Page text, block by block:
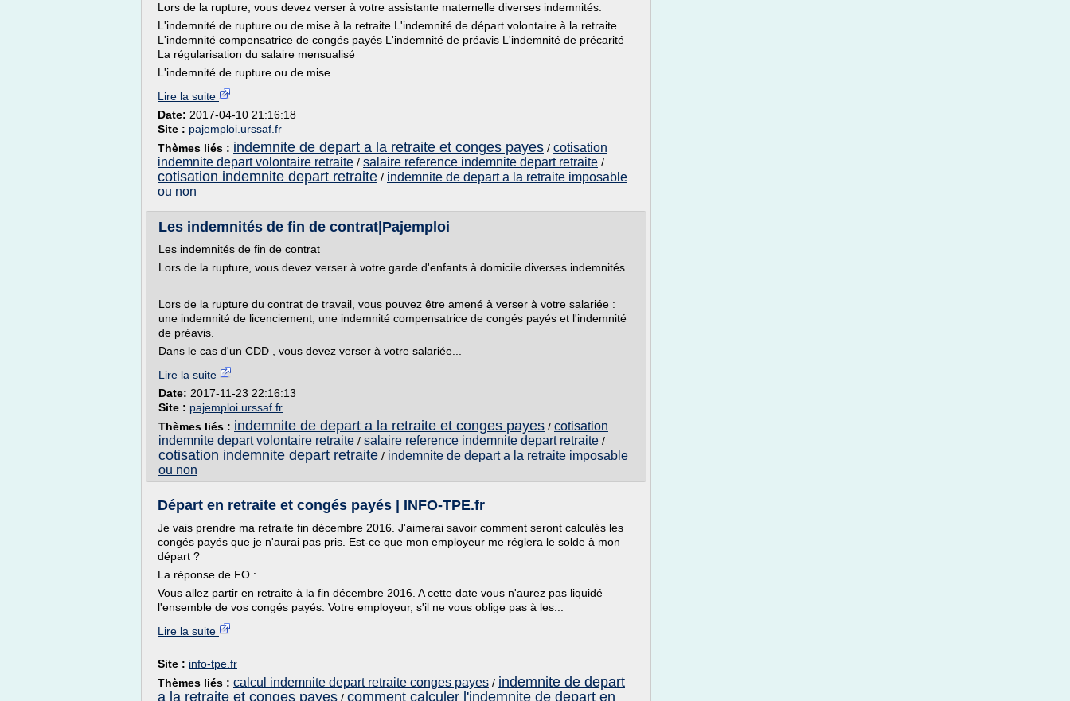
Lors de la rupture, vous devez verser à votre assistante maternelle diverses indemnités.
L'indemnité de rupture ou de mise à la retraite L'indemnité de départ volontaire à la retraite
L'indemnité compensatrice de congés payés L'indemnité de préavis L'indemnité de précarité
La régularisation du salaire mensualisé
L'indemnité de rupture ou de mise...
Lire la suite
Date: 2017-04-10 21:16:18
Site : pajemploi.urssaf.fr
Thèmes liés : indemnite de depart a la retraite et conges payes / cotisation
indemnite depart volontaire retraite / salaire reference indemnite depart retraite /
cotisation indemnite depart retraite / indemnite de depart a la retraite imposable
ou non
Les indemnités de fin de contrat|Pajemploi
Les indemnités de fin de contrat
Lors de la rupture, vous devez verser à votre garde d'enfants à domicile diverses indemnités.
Lors de la rupture du contrat de travail, vous pouvez être amené à verser à votre salariée :
une indemnité de licenciement, une indemnité compensatrice de congés payés et l'indemnité
de préavis.
Dans le cas d'un CDD , vous devez verser à votre salariée...
Lire la suite
Date: 2017-11-23 22:16:13
Site : pajemploi.urssaf.fr
Thèmes liés : indemnite de depart a la retraite et conges payes / cotisation
indemnite depart volontaire retraite / salaire reference indemnite depart retraite /
cotisation indemnite depart retraite / indemnite de depart a la retraite imposable
ou non
Départ en retraite et congés payés | INFO-TPE.fr
Je vais prendre ma retraite fin décembre 2016. J'aimerai savoir comment seront calculés les
congés payés que je n'aurai pas pris. Est-ce que mon employeur me réglera le solde à mon
départ ?
La réponse de FO :
Vous allez partir en retraite à la fin décembre 2016. A cette date vous n'aurez pas liquidé
l'ensemble de vos congés payés. Votre employeur, s'il ne vous oblige pas à les...
Lire la suite
Site : info-tpe.fr
Thèmes liés : calcul indemnite depart retraite conges payes / indemnite de depart
a la retraite et conges payes / comment calculer l'indemnite de depart en